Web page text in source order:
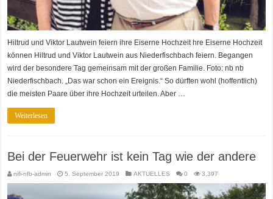
Hiltrud und Viktor Lautwein feiern ihre Eiserne Hochzeit hre Eiserne Hochzeit
können Hiltrud und Viktor Lautwein aus Niederfischbach feiern. Begangen
wird der besondere Tag gemeinsam mit der großen Familie. Foto: nb nb
Niederfischbach. „Das war schon ein Ereignis.“ So dürften wohl (hoffentlich)
die meisten Paare über ihre Hochzeit urteilen. Aber …
Weiterlesen
Bei der Feuerwehr ist kein Tag wie der andere
nifi-nfb-admin 5. September 2019 AKTUELLES 0 3,397